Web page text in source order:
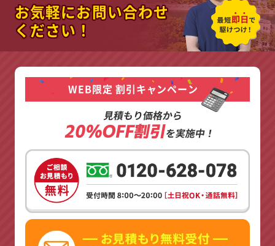
お気軽にお問い合わせ
ください！
WEB限定 割引キャンペーン
見積もり価格から
20%OFF割引を実施中！